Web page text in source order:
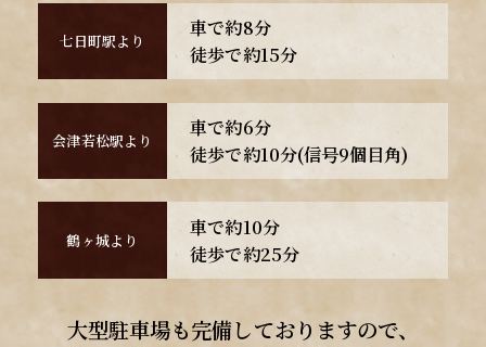
七日町駅より
車で約8分
徒歩で約15分
会津若松駅より
車で約6分
徒歩で約10分(信号9個目角)
鶴ヶ城より
車で約10分
徒歩で約25分
大型駐車場も完備しておりますので、